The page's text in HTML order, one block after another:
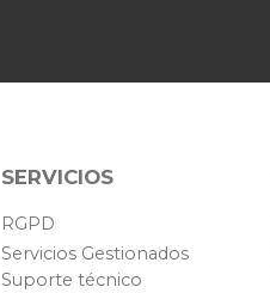
SERVICIOS
RGPD
Servicios Gestionados
Suporte técnico